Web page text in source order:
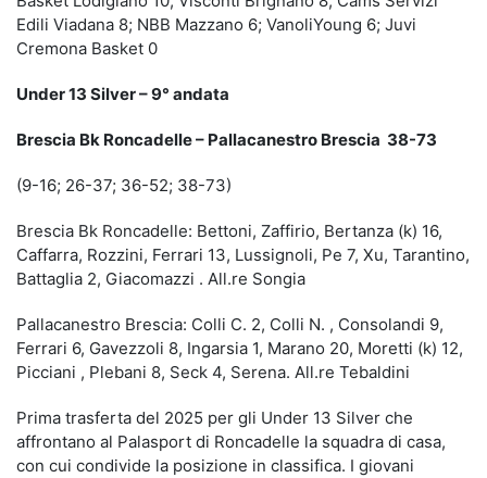
Edili Viadana 8; NBB Mazzano 6; VanoliYoung 6; Juvi
Cremona Basket 0
Under 13 Silver – 9° andata
Brescia Bk Roncadelle – Pallacanestro Brescia 38-73
(9-16; 26-37; 36-52; 38-73)
Brescia Bk Roncadelle: Bettoni, Zaffirio, Bertanza (k) 16,
Caffarra, Rozzini, Ferrari 13, Lussignoli, Pe 7, Xu, Tarantino,
Battaglia 2, Giacomazzi . All.re Songia
Pallacanestro Brescia: Colli C. 2, Colli N. , Consolandi 9,
Ferrari 6, Gavezzoli 8, Ingarsia 1, Marano 20, Moretti (k) 12,
Picciani , Plebani 8, Seck 4, Serena. All.re Tebaldini
Prima trasferta del 2025 per gli Under 13 Silver che
affrontano al Palasport di Roncadelle la squadra di casa,
con cui condivide la posizione in classifica. I giovani